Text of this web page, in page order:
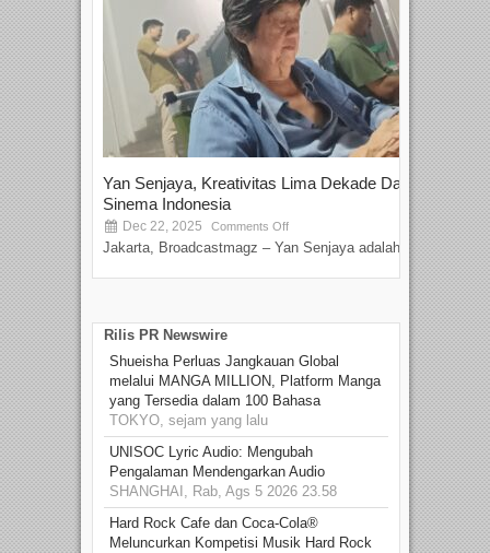
Yan Senjaya, Kreativitas Lima Dekade Dalam
Sinema Indonesia
Dec 22, 2025 Comments Off
Jakarta, Broadcastmagz – Yan Senjaya adalah...
Rilis PR Newswire
Shueisha Perluas Jangkauan Global
melalui MANGA MILLION, Platform Manga
yang Tersedia dalam 100 Bahasa
TOKYO, sejam yang lalu
UNISOC Lyric Audio: Mengubah
Pengalaman Mendengarkan Audio
SHANGHAI, Rab, Ags 5 2026 23.58
Hard Rock Cafe dan Coca-Cola®
Meluncurkan Kompetisi Musik Hard Rock